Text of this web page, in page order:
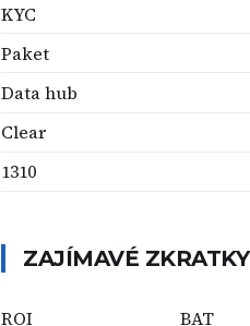
KYC
Paket
Data hub
Clear
1310
ZAJÍMAVÉ ZKRATKY
ROI
BAT